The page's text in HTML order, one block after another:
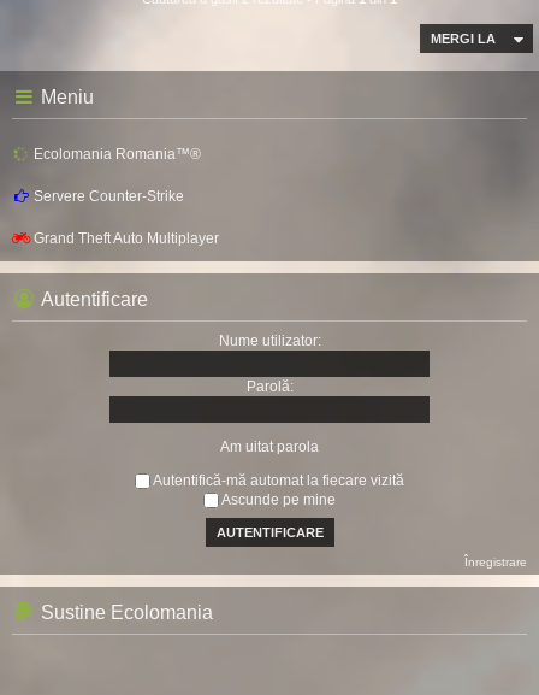
MERGI LA
Meniu
Ecolomania Romania™®
Servere Counter-Strike
Grand Theft Auto Multiplayer
Autentificare
Nume utilizator:
Parolă:
Am uitat parola
Autentifică-mă automat la fiecare vizită
Ascunde pe mine
Înregistrare
Sustine Ecolomania